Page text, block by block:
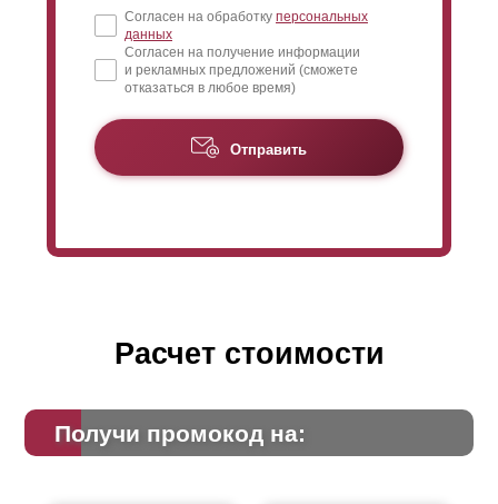
Согласен на обработку персональных
данных
Согласен на получение информации
и рекламных предложений (сможете
отказаться в любое время)
Отправить
Расчет стоимости
Получи промокод на: